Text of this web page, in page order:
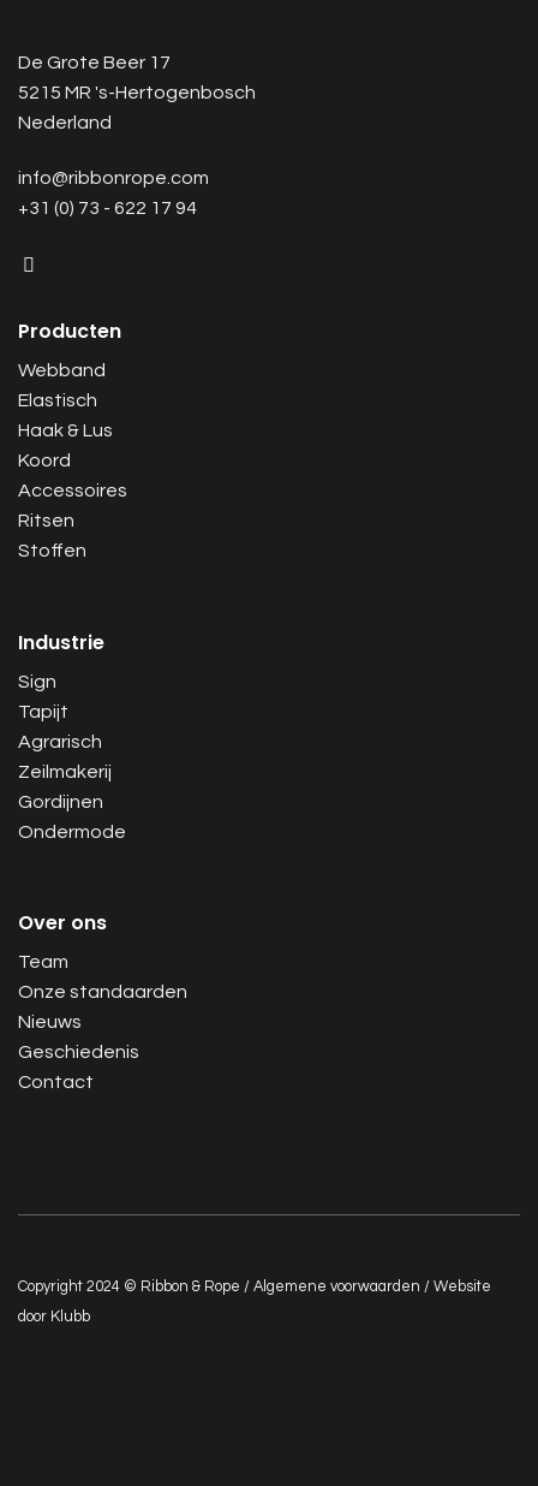
De Grote Beer 17
5215 MR 's-Hertogenbosch
Nederland
info@ribbonrope.com
+31 (0) 73 - 622 17 94
Producten
Webband
Elastisch
Haak & Lus
Koord
Accessoires
Ritsen
Stoffen
Industrie
Sign
Tapijt
Agrarisch
Zeilmakerij
Gordijnen
Ondermode
Over ons
Team
Onze standaarden
Nieuws
Geschiedenis
Contact
Copyright 2024 © Ribbon & Rope / Algemene voorwaarden / Website
door Klubb